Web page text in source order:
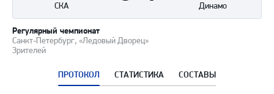
Санкт-Петербург, «Ледовый Дворец»
Зрителей
Регулярный чемпионат
СКА Динамо
ПРОТОКОЛ СТАТИСТИКА СОСТАВЫ